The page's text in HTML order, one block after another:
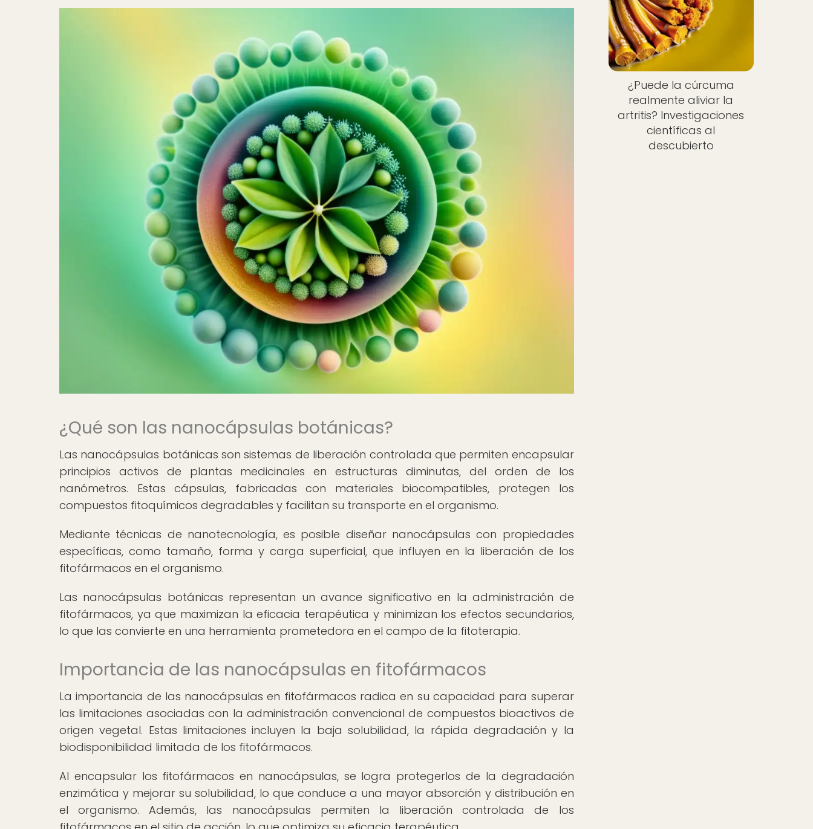
¿Qué son las nanocápsulas botánicas?
Las nanocápsulas botánicas son sistemas de liberación controlada que permiten encapsular
principios activos de plantas medicinales en estructuras diminutas, del orden de los
nanómetros. Estas cápsulas, fabricadas con materiales biocompatibles, protegen los
compuestos fitoquímicos degradables y facilitan su transporte en el organismo.
Mediante técnicas de nanotecnología, es posible diseñar nanocápsulas con propiedades
específicas, como tamaño, forma y carga superficial, que influyen en la liberación de los
fitofármacos en el organismo.
Las nanocápsulas botánicas representan un avance significativo en la administración de
fitofármacos, ya que maximizan la eficacia terapéutica y minimizan los efectos secundarios,
lo que las convierte en una herramienta prometedora en el campo de la fitoterapia.
Importancia de las nanocápsulas en fitofármacos
La importancia de las nanocápsulas en fitofármacos radica en su capacidad para superar
las limitaciones asociadas con la administración convencional de compuestos bioactivos de
origen vegetal. Estas limitaciones incluyen la baja solubilidad, la rápida degradación y la
biodisponibilidad limitada de los fitofármacos.
Al encapsular los fitofármacos en nanocápsulas, se logra protegerlos de la degradación
enzimática y mejorar su solubilidad, lo que conduce a una mayor absorción y distribución en
el organismo. Además, las nanocápsulas permiten la liberación controlada de los
¿Puede la cúrcuma
realmente aliviar la
artritis? Investigaciones
científicas al
descubierto